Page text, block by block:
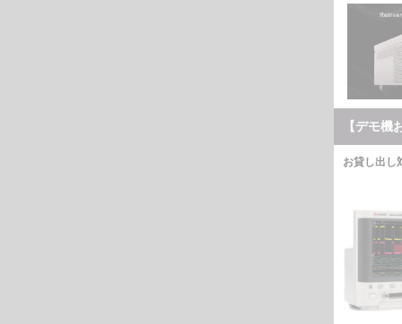
【デモ機
お貸し出し